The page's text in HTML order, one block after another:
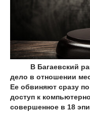
В Багаевский
дело в отношении
Ее обвиняют сразу
доступ к
совершенное в 18